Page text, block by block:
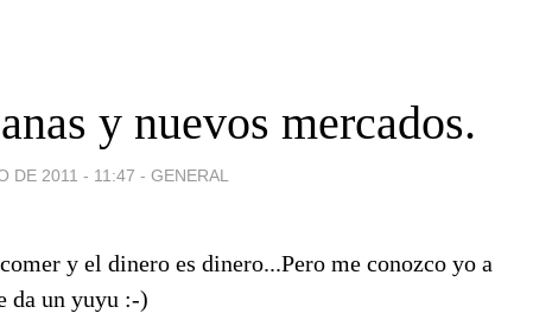
y nuevos mercados.
DE 2011 - 11:47 - GENERAL
y el dinero es dinero...Pero me conozco yo a
da un yuyu :-)